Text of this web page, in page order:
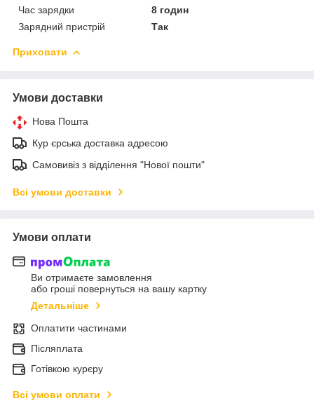
Час зарядки
8 годин
Зарядний пристрій
Так
Приховати
Умови доставки
Нова Пошта
Кур єрська доставка адресою
Самовивіз з відділення "Нової пошти"
Всі умови доставки
Умови оплати
Ви отримаєте замовлення
або гроші повернуться на вашу картку
Детальніше
Оплатити частинами
Післяплата
Готівкою курєру
Всі умови оплати